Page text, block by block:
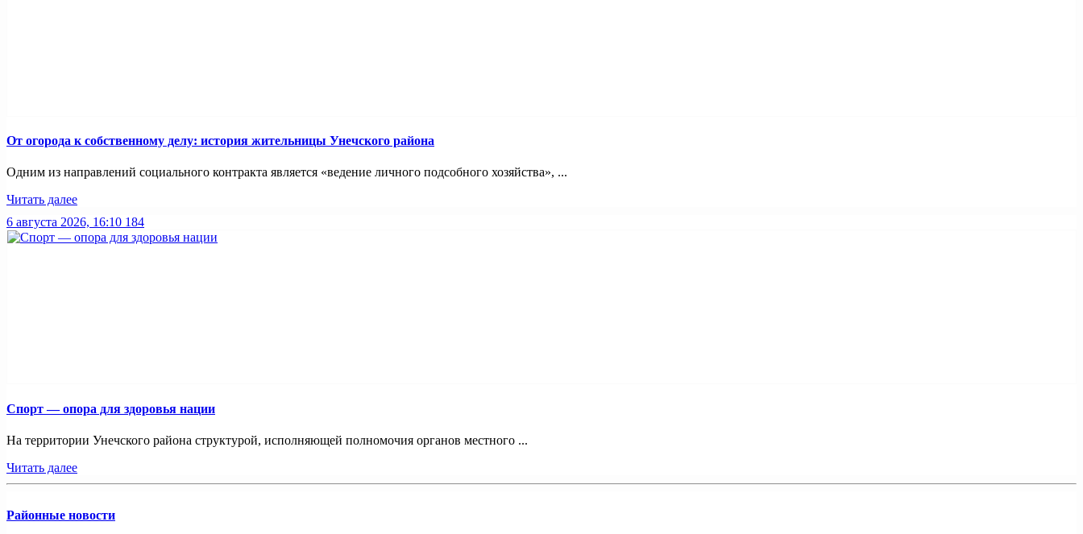
От огорода к собственному делу: история жительницы Унечского района
Одним из направлений социального контракта является «ведение личного подсобного хозяйства», ...
Читать далее
6 августа 2026, 16:10 184
Спорт — опора для здоровья нации
На территории Унечского района структурой, исполняющей полномочия органов местного ...
Читать далее
Районные новости